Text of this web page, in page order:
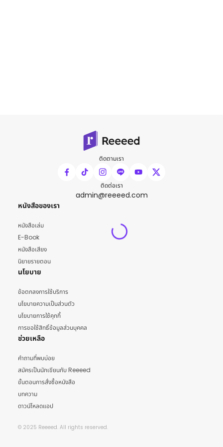
ติดตามเรา
ติดต่อเรา
admin@reeeed.com
หนังสือของเรา
หนังสือเล่ม
E-Book
หนังสือเสียง
นิยายรายตอน
นโยบาย
ข้อตกลงการใช้บริการ
นโยบายความเป็นส่วนตัว
นโยบายการใช้คุกกี้
การขอใช้สิทธิ์ข้อมูลส่วนบุคคล
ช่วยเหลือ
คำถามที่พบบ่อย
สมัครเป็นนักเขียนกับ Reeeed
ขั้นตอนการสั่งซื้อหนังสือ
บทความ
ดาวน์โหลดแอป
© 2025 Reeeed. All rights reserved.